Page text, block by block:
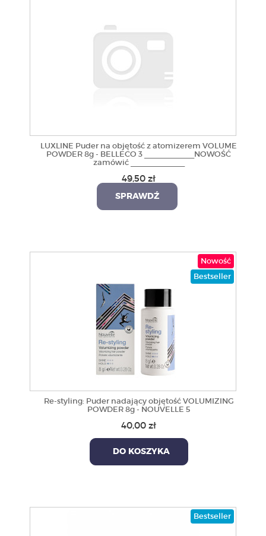
LUXLINE Puder na objętość z atomizerem VOLUME
POWDER 8g - BELLECO 3 ____________NOWOŚĆ
zamówić _____________
49,50 zł
SPRAWDŹ
Nowość
Bestseller
Re-styling: Puder nadający objętość VOLUMIZING
POWDER 8g - NOUVELLE 5
40,00 zł
DO KOSZYKA
Bestseller